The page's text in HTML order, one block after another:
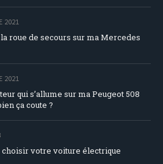
2021
roue de secours sur ma Mercedes
2021
qui s’allume sur ma Peugeot 508
ça coute ?
choisir votre voiture électrique